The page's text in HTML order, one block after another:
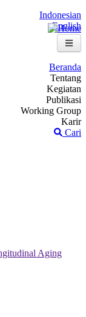
Indonesian
English
Beranda
Tentang
Kegiatan
Publikasi
Working Group
Karir
Cari
Aging